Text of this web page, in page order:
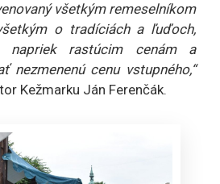
všetkým remeselníkom
o tradíciách a ľuďoch,
rastúcim cenám a
nezmenenú cenu vstupného,“
Kežmarku Ján Ferenčák.